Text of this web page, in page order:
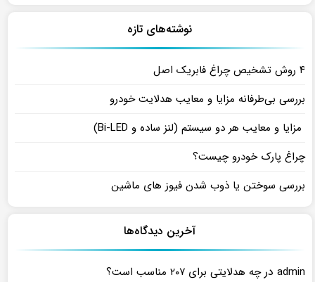
نوشته‌های تازه
۴ روش تشخیص چراغ فابریک اصل
بررسی بی‌طرفانه مزایا و معایب هدلایت خودرو
مزایا و معایب هر دو سیستم (لنز ساده و Bi-LED)
چراغ پارک خودرو چیست؟
بررسی سوختن یا ذوب شدن فیوز های ماشین
آخرین دیدگاه‌ها
admin درچه هدلایتی برای ۲۰۷ مناسب است؟